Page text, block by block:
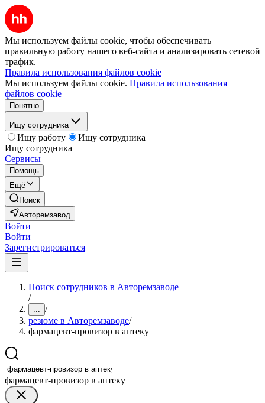
Мы используем файлы cookie, чтобы обеспечивать
правильную работу нашего веб-сайта и анализировать сетевой
трафик.
Правила использования файлов cookie
Мы используем файлы cookie. Правила использования
файлов cookie
Понятно
Ищу сотрудника
Ищу работу
Ищу сотрудника
Ищу сотрудника
Сервисы
Помощь
Ещё
Поиск
Авторемзавод
Войти
Войти
Зарегистрироваться
Поиск сотрудников в Авторемзаводе
/
... /
резюме в Авторемзаводе/
фармацевт-провизор в аптеку
фармацевт-провизор в аптеку